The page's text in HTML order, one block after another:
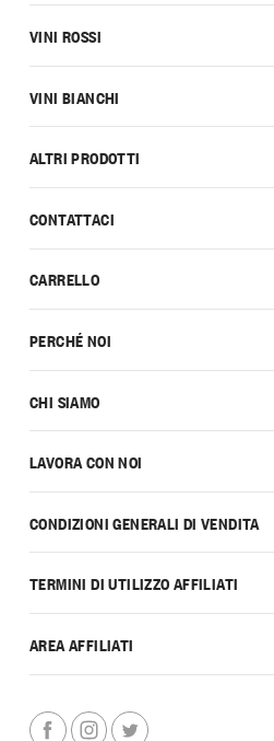
CONTATTACI
CARRELLO
PERCHÉ NOI
CHI SIAMO
LAVORA CON NOI
CONDIZIONI GENERALI DI VENDITA
TERMINI DI UTILIZZO AFFILIATI
AREA AFFILIATI
VINI ROSSI
VINI BIANCHI
ALTRI PRODOTTI